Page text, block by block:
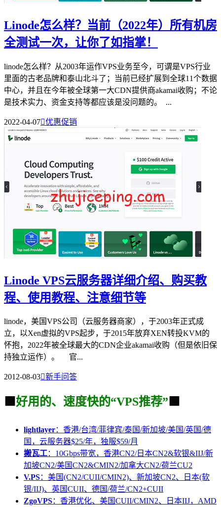
Linode怎么样？当前（2022年）所有机房
全测试一次，让你了如指掌！
linode怎么样？从2003年运作VPS业务至今，可谓是VPS行业
里面的古老品牌和泰山北斗了；当前已经扩展到全球11个数据
中心，并且在今年被全球第一大CDN提供商akamai收购；不论
是技术实力、资金支持等都应该是没问题的。 ...
2022-04-07优惠促销
Linode VPS云服务器详细介绍、购买教
程、使用教程、注意细节等
linode，美国VPS公司（云服务器商家），于2003年正式成
立，以Xen虚拟的VPS起步，于2015年放弃XEN转投KVM的
怀抱，2022年被全球最大的CDN企业akamai收购（但是依旧保
持独立运作）。 官...
2012-08-03新手问答
🟩 好用的、速度快的“VPS推荐” 🟩
lightlayer：香港/台湾/菲律宾/泰国/新加坡/美国/英国/德
国，云服务器$25/年，独服$59/月
搬瓦工：10Gbps带宽，香港CN2/日本CN2&软银&IIJ/新
加坡CN2/美国CN2&CMIN2/加拿大CN2/荷兰CU2
V.PS：美国(CN2/CUII/CMIN2)、新加坡CN2、日本(软
银/IIJ)、英国CUII、德国/荷兰/CN2+CUII
ZgoVPS：香港优化、美国CUII/CMIN2、日本IIJ，AMD